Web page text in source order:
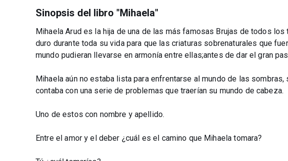
Sinopsis del libro "Mihaela"
Mihaela Arud es la hija de una de las más famosas Brujas de todos los
duro durante toda su vida para que las criaturas sobrenaturales que
mundo pudieran llevarse en armonía entre ellas;antes de dar el gran
Mihaela aún no estaba lista para enfrentarse al mundo de las
contaba con una serie de problemas que traerían su mundo de cabeza.
Uno de estos con nombre y apellido.
Entre el amor y el deber ¿cuál es el camino que Mihaela tomara?